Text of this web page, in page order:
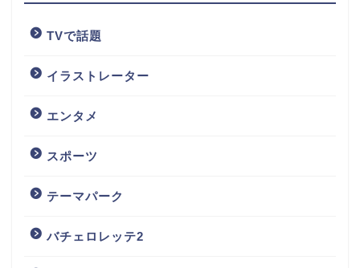
TVで話題
イラストレーター
エンタメ
スポーツ
テーマパーク
バチェロレッテ2